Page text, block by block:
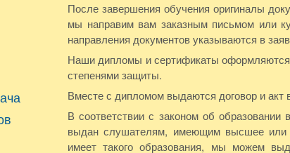
После завершения обучения оригиналы
мы направим вам заказным письмом или
направления документов указываются в
Наши дипломы и сертификаты оформляются
степенями защиты.
Вместе с дипломом выдаются договор и акт
В соответствии с законом об
выдан слушателям, имеющим высшее или
имеет такого образования, мы можем